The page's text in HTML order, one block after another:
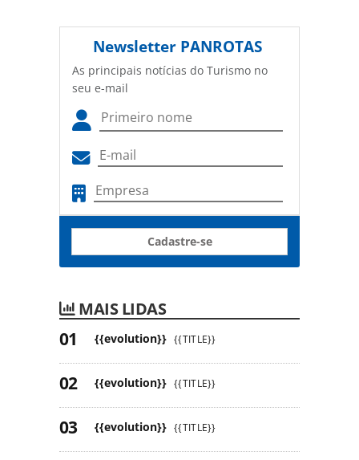
Newsletter PANROTAS
As principais notícias do Turismo no
seu e-mail
Cadastre-se
MAIS LIDAS
{{evolution}} {{TITLE}}
{{evolution}} {{TITLE}}
{{evolution}} {{TITLE}}